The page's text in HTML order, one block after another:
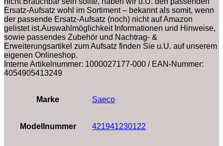
Ersatz-Aufsatz wohl im Sortiment – bekannt als somit, wenn
der passende Ersatz-Aufsatz (noch) nicht auf Amazon
gelistet ist.Auswahlmöglichkeit Informationen und Hinweise,
sowie passendes Zubehör und Nachtrag- &
Erweiterungsartikel zum Aufsatz finden Sie u.U. auf unserem
eigenen Onlineshop.
Interne Artikelnummer: 1000027177-000 / EAN-Nummer:
4054905413249
Marke ‎Saeco
Modellnummer ‎421941230122